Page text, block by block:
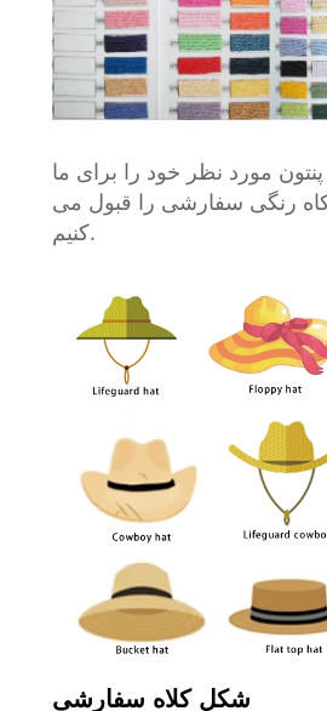
مورد نظر خود را برای ما
کاه رنگی سفارشی را قبول می
کنیم.
شکل کلاه سفارشی